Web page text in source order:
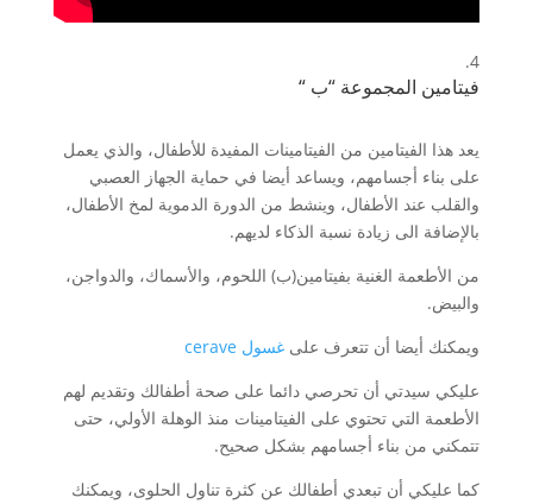
فيتامين المجموعة “ب “
يعد هذا الفيتامين من الفيتامينات المفيدة للأطفال، والذي يعمل
على بناء أجسامهم، ويساعد أيضا في حماية الجهاز العصبي
والقلب عند الأطفال، وينشط من الدورة الدموية لمخ الأطفال،
بالإضافة الى زيادة نسبة الذكاء لديهم.
من الأطعمة الغنية بفيتامين(ب) اللحوم، والأسماك، والدواجن،
والبيض.
ويمكنك أيضا أن تتعرف على غسول cerave
عليكي سيدتي أن تحرصي دائما على صحة أطفالك وتقديم لهم
الأطعمة التي تحتوي على الفيتامينات منذ الوهلة الأولي، حتى
تتمكني من بناء أجسامهم بشكل صحيح.
كما عليكي أن تبعدي أطفالك عن كثرة تناول الحلوى، ويمكنك